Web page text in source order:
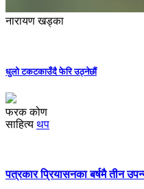
नारायण खड्का
धुलो टकटकाउँदै फेरि उठ्नेछौं
फरक कोण
साहित्य थप
पत्रकार प्रियासनका बर्षमै तीन